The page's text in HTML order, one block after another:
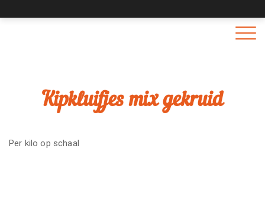
Kipkluifjes mix gekruid
Per kilo op schaal